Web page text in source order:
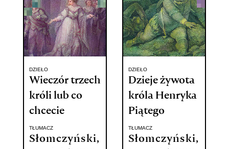
Literackie
DZIEŁO
Wieczór trzech
króli lub co
chcecie
TŁUMACZ
Słomczyński,
DZIEŁO
Dzieje żywota
króla Henryka
Piątego
TŁUMACZ
Słomczyński,